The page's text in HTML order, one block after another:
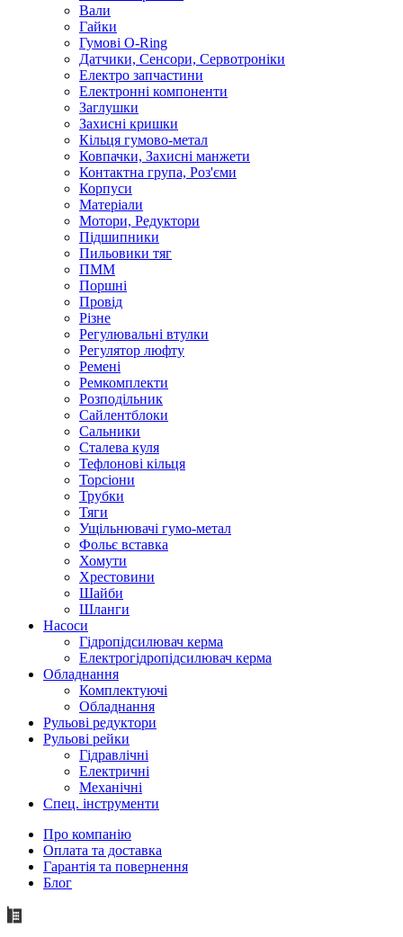
Вали
Гайки
Гумові O-Ring
Датчики, Сенсори, Сервотроніки
Електро запчастини
Електронні компоненти
Заглушки
Захисні кришки
Кільця гумово-метал
Ковпачки, Захисні манжети
Контактна група, Роз'єми
Корпуси
Матеріали
Мотори, Редуктори
Підшипники
Пильовики тяг
ПММ
Поршні
Провід
Різне
Регулювальні втулки
Регулятор люфту
Ремені
Ремкомплекти
Розподільник
Сайлентблоки
Сальники
Сталева куля
Тефлонові кільця
Торсіони
Трубки
Тяги
Ущільнювачі гумо-метал
Фольє вставка
Хомути
Хрестовини
Шайби
Шланги
Насоси
Гідропідсилювач керма
Електрогідропідсилювач керма
Обладнання
Комплектуючі
Обладнання
Рульові редуктори
Рульові рейки
Гідравлічні
Електричні
Механічні
Спец. інструменти
Про компанію
Оплата та доставка
Гарантія та повернення
Блог